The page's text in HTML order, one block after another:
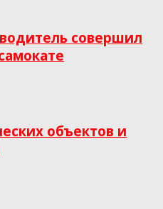
совершил
объектов и